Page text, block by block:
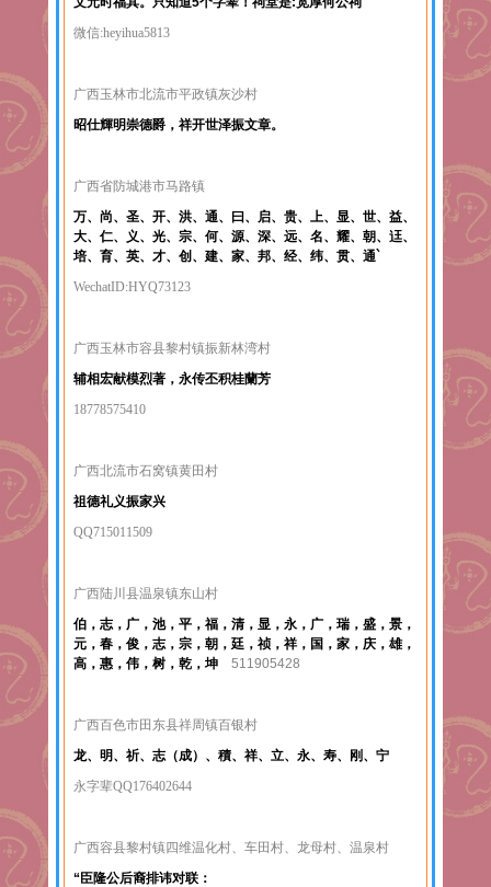
微信:heyihua5813
广西玉林市北流市平政镇灰沙村
昭仕輝明崇德爵，祥开世泽振文章。
广西省防城港市马路镇
万、尚、圣、开、洪、通、曰、启、贵、上、显、世、益、
大、仁、义、光、宗、何、源、深、远、名、耀、朝、迋、
培、育、英、才、创、建、家、邦、经、纬、贯、通`
WechatID:HYQ73123
广西玉林市容县黎村镇振新林湾村
辅相宏献模烈著，永传丕积桂蘭芳
18778575410
广西北流市石窝镇黄田村
祖德礼义振家兴
QQ715011509
广西陆川县温泉镇东山村
伯，志，广，池，平，福，清，显，永，广，瑞，盛，景，
元，春，俊，志，宗，朝，廷，祯，祥，国，家，庆，雄，
高，惠，伟，树，乾，坤
511905428
广西百色市田东县祥周镇百银村
龙、明、祈、志（成）、積、祥、立、永、寿、刚、宁
永字辈QQ176402644
广西容县黎村镇四维温化村、车田村、龙母村、温泉村
“臣隆公后裔排讳对联：